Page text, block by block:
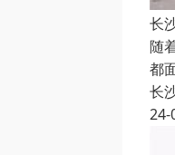
长
随
都
长
24-